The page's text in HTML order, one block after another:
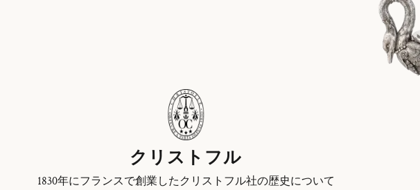
クリストフル
1830年にフランスで創業したクリストフル社の歴史について